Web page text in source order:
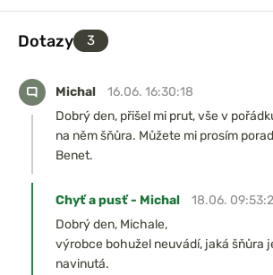
Dotazy 3
Michal
16.06. 16:30:18
Dobrý den, přišel mi prut, vše v
na něm šňůra. Můžete mi prosím
Benet.
Chyť a pusť - Michal
18.06.
Dobrý den, Michale,
výrobce bohužel neuvádí, jaká šňůra
navinutá.